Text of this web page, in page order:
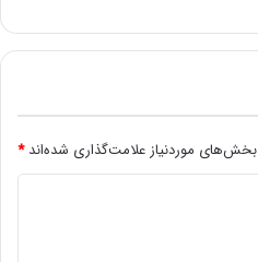
بخش‌های موردنیاز علامت‌گذاری شده‌اند*